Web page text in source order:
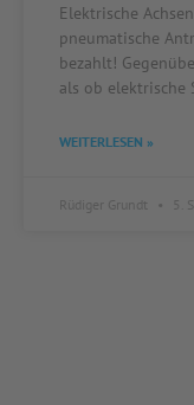
Elektrische
pneumatische
bezahlt!
als ob elektrische
WEITERLESEN »
Rüdiger Grundt 5.